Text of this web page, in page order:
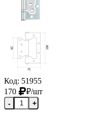
Код: 51955
170
₽/шт
- +